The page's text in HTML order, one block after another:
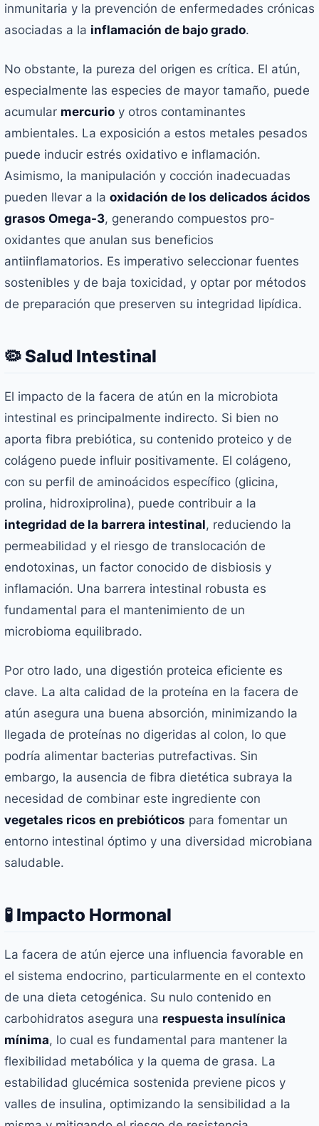
inmunitaria y la prevención de enfermedades crónicas
asociadas a la inflamación de bajo grado.
No obstante, la pureza del origen es crítica. El atún,
especialmente las especies de mayor tamaño, puede
acumular mercurio y otros contaminantes
ambientales. La exposición a estos metales pesados
puede inducir estrés oxidativo e inflamación.
Asimismo, la manipulación y cocción inadecuadas
pueden llevar a la oxidación de los delicados ácidos
grasos Omega-3, generando compuestos pro-
oxidantes que anulan sus beneficios
antiinflamatorios. Es imperativo seleccionar fuentes
sostenibles y de baja toxicidad, y optar por métodos
de preparación que preserven su integridad lipídica.
🦠 Salud Intestinal
El impacto de la facera de atún en la microbiota
intestinal es principalmente indirecto. Si bien no
aporta fibra prebiótica, su contenido proteico y de
colágeno puede influir positivamente. El colágeno,
con su perfil de aminoácidos específico (glicina,
prolina, hidroxiprolina), puede contribuir a la
integridad de la barrera intestinal, reduciendo la
permeabilidad y el riesgo de translocación de
endotoxinas, un factor conocido de disbiosis y
inflamación. Una barrera intestinal robusta es
fundamental para el mantenimiento de un
microbioma equilibrado.
Por otro lado, una digestión proteica eficiente es
clave. La alta calidad de la proteína en la facera de
atún asegura una buena absorción, minimizando la
llegada de proteínas no digeridas al colon, lo que
podría alimentar bacterias putrefactivas. Sin
embargo, la ausencia de fibra dietética subraya la
necesidad de combinar este ingrediente con
vegetales ricos en prebióticos para fomentar un
entorno intestinal óptimo y una diversidad microbiana
saludable.
🧪 Impacto Hormonal
La facera de atún ejerce una influencia favorable en
el sistema endocrino, particularmente en el contexto
de una dieta cetogénica. Su nulo contenido en
carbohidratos asegura una respuesta insulínica
mínima, lo cual es fundamental para mantener la
flexibilidad metabólica y la quema de grasa. La
estabilidad glucémica sostenida previene picos y
valles de insulina, optimizando la sensibilidad a la